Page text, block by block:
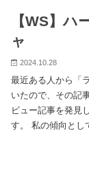
【WS】
ャ
2024.10.28
最近ある人から「
いたので、その記
ビュー記事を発見
す。 私の傾向とし